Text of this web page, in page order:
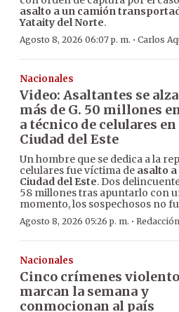
asalto a un camión
Yataity del Norte.
Agosto 8, 2026 06:07 p. m. · Carlos
Nacionales
Video: Asaltantes se
más de G. 50 millones
a técnico de celulares en
Ciudad del Este
Un hombre que se dedica a la
celulares fue víctima de asalto
Ciudad del Este. Dos
58 millones tras apuntarlo con
momento, los sospechosos no
Agosto 8, 2026 05:26 p. m. ·
Nacionales
Cinco crímenes
marcan la semana y
conmocionan al país